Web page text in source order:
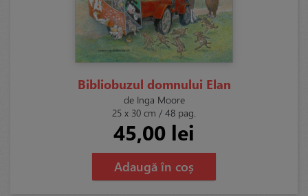
Bibliobuzul domnului Elan
de Inga Moore
25 x 30 cm / 48 pag.
45,00 lei
Adaugă în coș